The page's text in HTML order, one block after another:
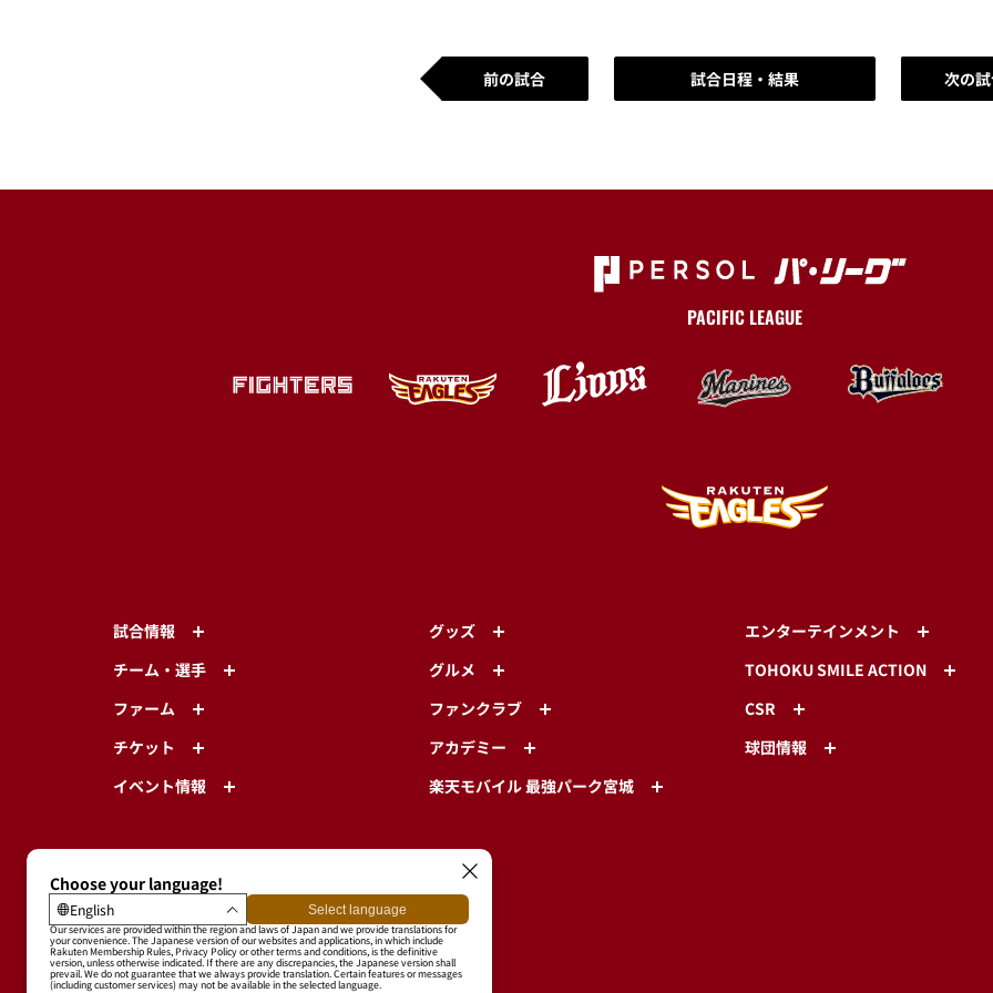
前の試合 試合日程・結果 次の
PACIFIC LEAGUE
試合情報
チーム・選手
ファーム
チケット
イベント情報
グッズ
グルメ
ファンクラブ
アカデミー
楽天モバイル 最強パーク宮城
エンターテインメント
TOHOKU SMILE ACTION
CSR
球団情報